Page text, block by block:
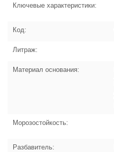
Ключевые характеристики:
Код:
Литраж:
Материал основания:
Морозостойкость:
Разбавитель: